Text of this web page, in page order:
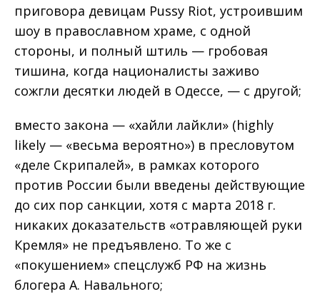
приговора девицам Pussy Riot, устроившим
шоу в православном храме, с одной
стороны, и полный штиль — гробовая
тишина, когда националисты заживо
сожгли десятки людей в Одессе, — с другой;
вместо закона — «хайли лайкли» (highly
likely — «весьма вероятно») в пресловутом
«деле Скрипалей», в рамках которого
против России были введены действующие
до сих пор санкции, хотя с марта 2018 г.
никаких доказательств «отравляющей руки
Кремля» не предъявлено. То же с
«покушением» спецслужб РФ на жизнь
блогера А. Навального;